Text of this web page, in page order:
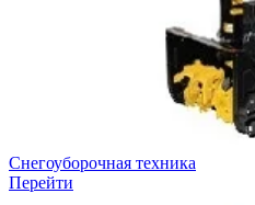
Снегоуборочная техника
Перейти